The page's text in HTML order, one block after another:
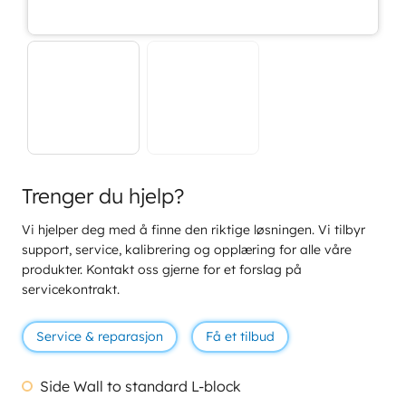
Trenger du hjelp?
Vi hjelper deg med å finne den riktige løsningen. Vi tilbyr
support, service, kalibrering og opplæring for alle våre
produkter. Kontakt oss gjerne for et forslag på
servicekontrakt.
Service & reparasjon Få et tilbud
Side Wall to standard L-block